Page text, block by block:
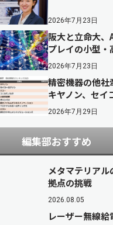
2026年7月23日
阪大と立命大
プレイの小型
2026年7月23日
精密機器の他
キヤノン、セイ
2026年7月29日
編集部おすすめ
メタマテリア
拠点の挑戦
2026.08.05
レーザー無線